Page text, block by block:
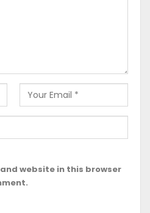
website in this browser